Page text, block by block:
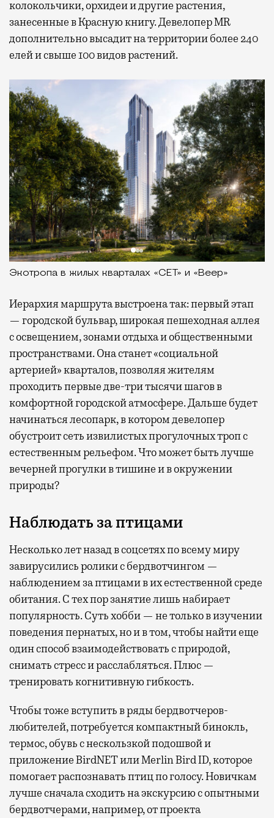
колокольчики, орхидеи и другие растения,
занесенные в Красную книгу. Девелопер MR
дополнительно высадит на территории более 240
елей и свыше 100 видов растений.
Экотропа в жилых кварталах «СЕТ» и «Веер»
Иерархия маршрута выстроена так: первый этап
— городской бульвар, широкая пешеходная аллея
с освещением, зонами отдыха и общественными
пространствами. Она станет «социальной
артерией» кварталов, позволяя жителям
проходить первые две-три тысячи шагов в
комфортной городской атмосфере. Дальше будет
начинаться лесопарк, в котором девелопер
обустроит сеть извилистых прогулочных троп с
естественным рельефом. Что может быть лучше
вечерней прогулки в тишине и в окружении
природы?
Наблюдать за птицами
Несколько лет назад в соцсетях по всему миру
завирусились ролики с бердвотчингом —
наблюдением за птицами в их естественной среде
обитания. С тех пор занятие лишь набирает
популярность. Суть хобби — не только в изучении
поведения пернатых, но и в том, чтобы найти еще
один способ взаимодействовать с природой,
снимать стресс и расслабляться. Плюс —
тренировать когнитивную гибкость.
Чтобы тоже вступить в ряды бердвотчеров-
любителей, потребуется компактный бинокль,
термос, обувь с нескользкой подошвой и
приложение BirdNET или Merlin Bird ID, которое
помогает распознавать птиц по голосу. Новичкам
лучше сначала сходить на экскурсию с опытными
бердвотчерами, например, от проекта